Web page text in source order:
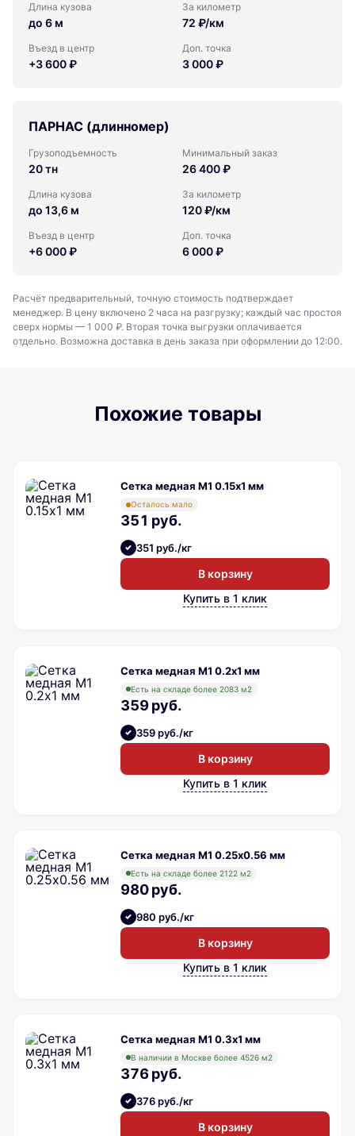
Длина кузова
до 6 м
За километр
72 ₽/км
Въезд в центр
+3 600 ₽
Доп. точка
3 000 ₽
ПАРНАС (длинномер)
Грузоподъемность
20 тн
Минимальный заказ
26 400 ₽
Длина кузова
до 13,6 м
За километр
120 ₽/км
Въезд в центр
+6 000 ₽
Доп. точка
6 000 ₽
Расчёт предварительный, точную стоимость подтверждает
менеджер. В цену включено 2 часа на разгрузку; каждый час простоя
сверх нормы — 1 000 ₽. Вторая точка выгрузки оплачивается
отдельно. Возможна доставка в день заказа при оформлении до 12:00.
Похожие товары
Сетка медная М1 0.15х1 мм
Осталось мало
351 руб.
351 руб./кг
В корзину
Купить в 1 клик
Сетка медная М1 0.2х1 мм
Есть на складе более 2083 м2
359 руб.
359 руб./кг
В корзину
Купить в 1 клик
Сетка медная М1 0.25х0.56 мм
Есть на складе более 2122 м2
980 руб.
980 руб./кг
В корзину
Купить в 1 клик
Сетка медная М1 0.3х1 мм
В наличии в Москве более 4526 м2
376 руб.
376 руб./кг
В корзину